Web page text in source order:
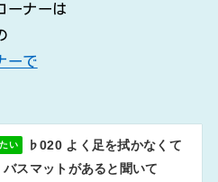
ーナーは
ーで
い
♭020 よく足を拭かなくて
バスマットがあると聞いて